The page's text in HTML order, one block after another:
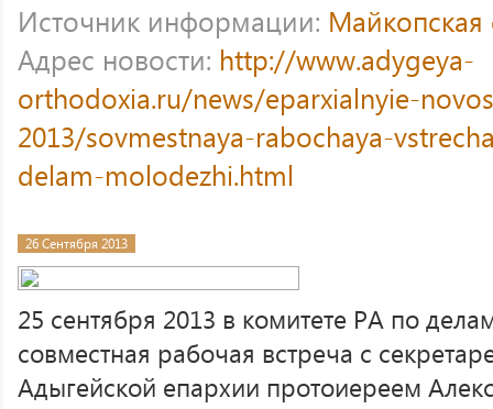
Источник информации: Майкопская
Адрес новости: http://www.adygeya-
orthodoxia.ru/news/eparxialnyie-
2013/sovmestnaya-rabochaya-
delam-molodezhi.html
26 Сентября 2013
25 сентября 2013 в комитете РА по
совместная рабочая встреча с
Адыгейской епархии протоиереем